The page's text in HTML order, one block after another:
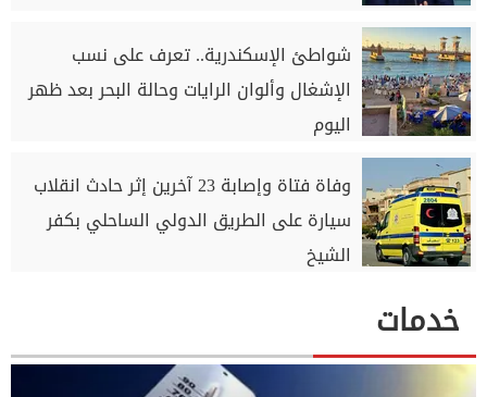
شواطئ الإسكندرية.. تعرف على نسب
الإشغال وألوان الرايات وحالة البحر بعد ظهر
اليوم
وفاة فتاة وإصابة 23 آخرين إثر حادث انقلاب
سيارة على الطريق الدولي الساحلي بكفر
الشيخ
خدمات